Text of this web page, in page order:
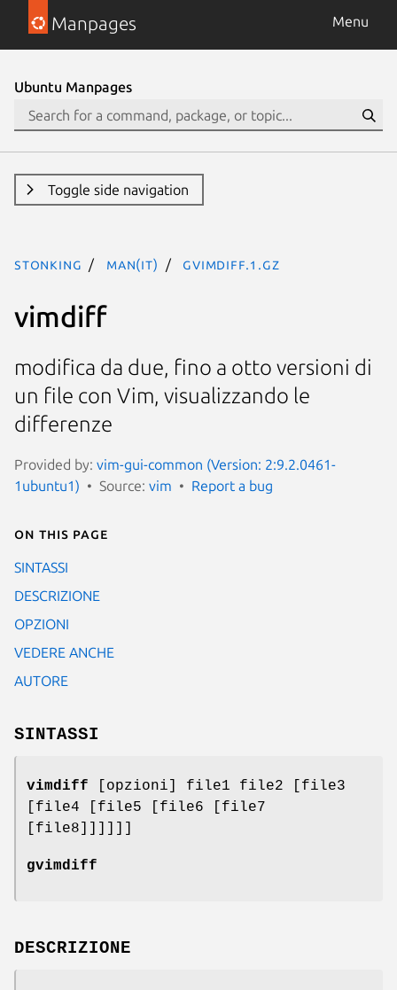
Manpages Menu
Ubuntu Manpages
Toggle side navigation
stonking man(it) gvimdiff.1.gz
vimdiff
modifica da due, fino a otto versioni di
un file con Vim, visualizzando le
differenze
Provided by: vim-gui-common (Version: 2:9.2.0461-
1ubuntu1)
Source: vim Report a bug
On this page
SINTASSI
DESCRIZIONE
OPZIONI
VEDERE ANCHE
AUTORE
SINTASSI
vimdiff [opzioni] file1 file2 [file3
[file4 [file5 [file6 [file7
[file8]]]]]]
gvimdiff
DESCRIZIONE